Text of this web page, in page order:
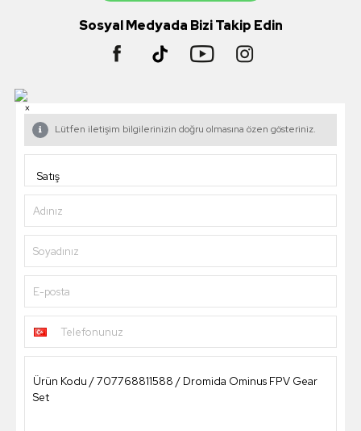
Sosyal Medyada Bizi Takip Edin
×
Lütfen iletişim bilgilerinizin doğru olmasına özen gösteriniz.
Adınız
Soyadınız
E-posta
Telefonunuz